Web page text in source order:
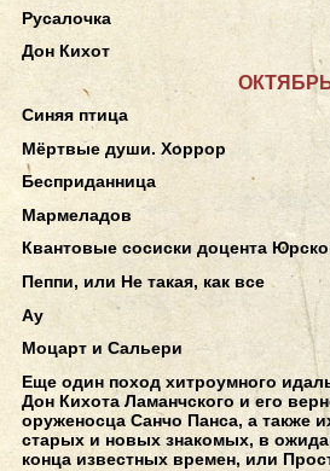
Русалочка
Дон Кихот
ОКТЯБРЬ
Синяя птица
Мёртвые души. Хоррор
Бесприданница
Мармеладов
Квантовые сосиски доцента
Пеппи, или Не такая, как все
Ау
Моцарт и Сальери
Еще один поход хитроумного
Дон Кихота Ламанчского и его
оруженосца Санчо Панса, а также
старых и новых знакомых, в
конца известных времен, или